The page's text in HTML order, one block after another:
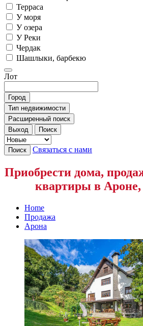
Терраса
У моря
У озера
У Реки
Чердак
Шашлыки, барбекю
Лот
Город
Тип недвижимости
Расширенный поиск
Выход
Поиск
Поиск Связаться с нами
Приобрести дома,
квартиры в
Home
Продажа
Арона